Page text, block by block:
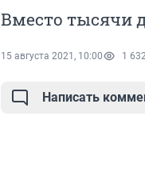
Вместо тысячи
15 августа 2021, 10:00 1
Написать